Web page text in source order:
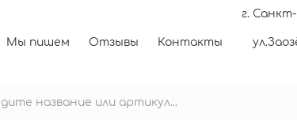
Мы пишем Отзывы Контакты
г.